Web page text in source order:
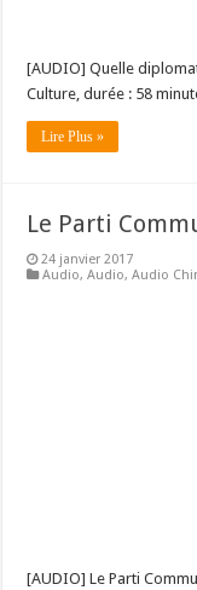
[AUDIO] Quelle
Culture, durée : 58
Lire Plus »
Le Parti
24 janvier 2017
Audio,Audio,Audio
[AUDIO] Le Parti